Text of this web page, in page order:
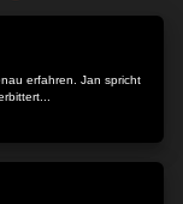
erfahren. Jan spricht